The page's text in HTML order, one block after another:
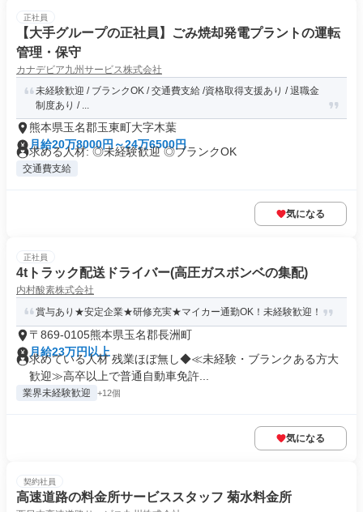
正社員
【大手グループの正社員】ごみ焼却発電プラントの運転
管理・保守
カナデビア九州サービス株式会社
未経験歓迎 / ブランクOK / 交通費支給 /資格取得支援あり / 退職金
制度あり / ...
熊本県玉名郡玉東町大字木葉
月給20万8000円～24万6500円
求める人材: ◎未経験歓迎 ◎ブランクOK
交通費支給
気になる
正社員
4tトラック配送ドライバー(高圧ガスボンベの集配)
内村酸素株式会社
賞与あり★安定企業★研修充実★マイカー通勤OK！未経験歓迎！
〒869-0105熊本県玉名郡長洲町
月給23万円以上
求めている人材 残業ほぼ無し◆≪未経験・ブランクある方大
歓迎≫高卒以上で普通自動車免許...
業界未経験歓迎 +12個
気になる
契約社員
高速道路の料金所サービススタッフ 菊水料金所